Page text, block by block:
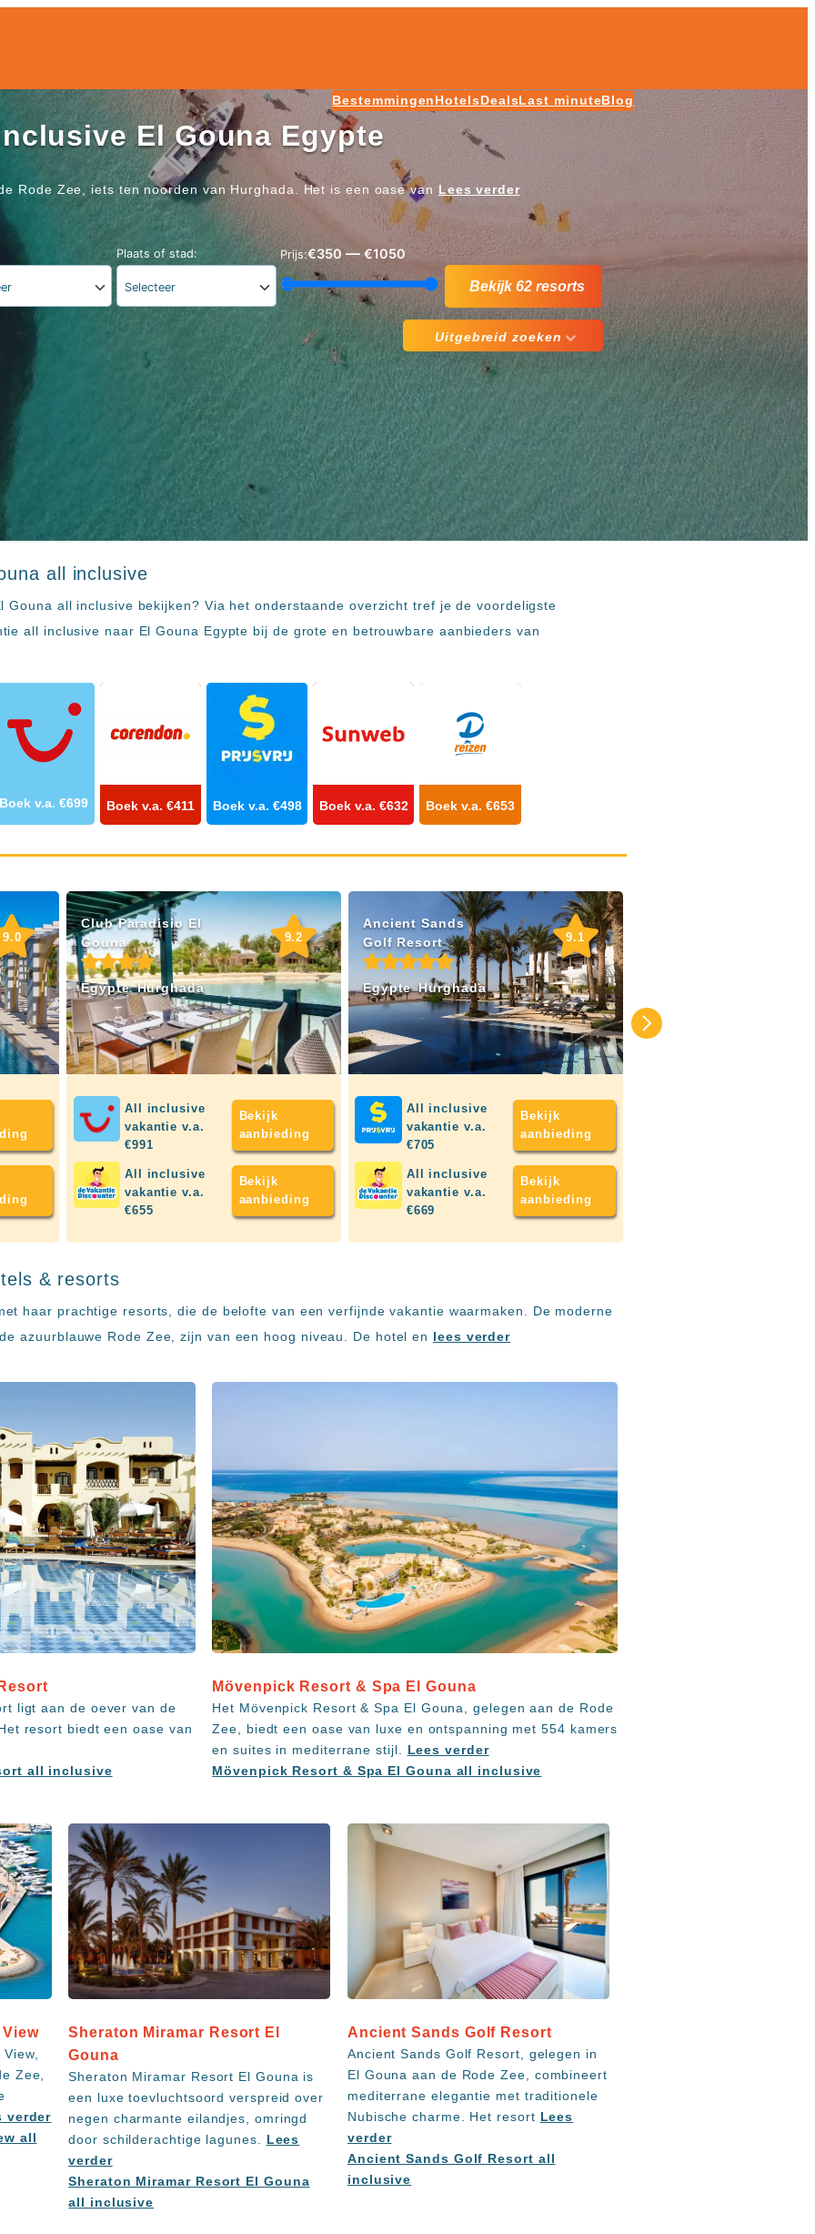
BestemmingenHotelsDealsLast minuteBlog
El Gouna Egypte
Rode Zee, iets ten noorden van Hurghada. Het is een oase van Lees verder
Plaats of stad:
Selecteer
Prijs:€350 —€1050
Bekijk 62 resorts
Uitgebreid zoeken
all inclusive
Gouna all inclusive bekijken? Via het onderstaande overzicht tref je de voordeligste
all inclusive naar El Gouna Egypte bij de grote en betrouwbare aanbieders van
Boek v.a. €699 Boek v.a. €411 Boek v.a. €498 Boek v.a. €632 Boek v.a. €653
9.0
Club Paradisio El
Gouna
Egypte Hurghada
9.2
All inclusive
vakantie v.a.
€991
Bekijk
aanbieding
All inclusive
vakantie v.a.
€655
Bekijk
aanbieding
Ancient Sands
Golf Resort
Egypte Hurghada
9.1
All inclusive
vakantie v.a.
€705
Bekijk
aanbieding
All inclusive
vakantie v.a.
€669
Bekijk
aanbieding
& resorts
haar prachtige resorts, die de belofte van een verfijnde vakantie waarmaken. De moderne
azuurblauwe Rode Zee, zijn van een hoog niveau. De hotel en lees verder
ligt aan de oever van de
resort biedt een oase van
all inclusive
Mövenpick Resort & Spa El Gouna
Het Mövenpick Resort & Spa El Gouna, gelegen aan de Rode
Zee, biedt een oase van luxe en ontspanning met 554 kamers
en suites in mediterrane stijl. Lees verder
Mövenpick Resort & Spa El Gouna all inclusive
Zee,
verder
all
Sheraton Miramar Resort El
Gouna
Sheraton Miramar Resort El Gouna is
een luxe toevluchtsoord verspreid over
negen charmante eilandjes, omringd
door schilderachtige lagunes. Lees
verder
Sheraton Miramar Resort El Gouna
all inclusive
Ancient Sands Golf Resort
Ancient Sands Golf Resort, gelegen in
El Gouna aan de Rode Zee, combineert
mediterrane elegantie met traditionele
Nubische charme. Het resort Lees
verder
Ancient Sands Golf Resort all
inclusive